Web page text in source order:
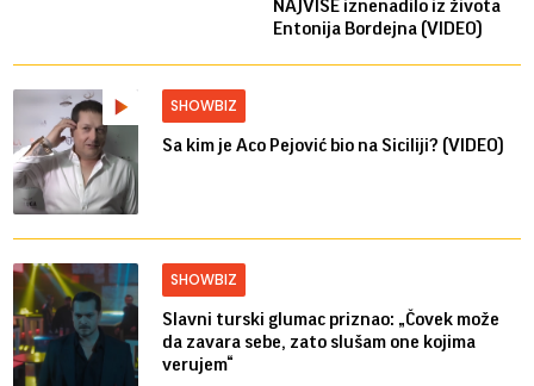
NAJVIŠE iznenadilo iz života
Entonija Bordejna (VIDEO)
SHOWBIZ
Sa kim je Aco Pejović bio na Siciliji? (VIDEO)
SHOWBIZ
Slavni turski glumac priznao: „Čovek može
da zavara sebe, zato slušam one kojima
verujem“